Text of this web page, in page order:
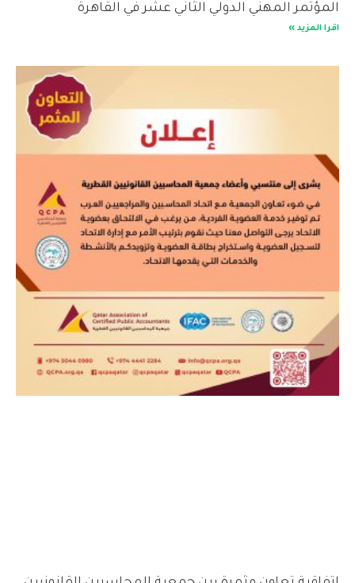
المؤتمر المهني الدولي الثاني عشر في القاهرة
اقرا المزيد »